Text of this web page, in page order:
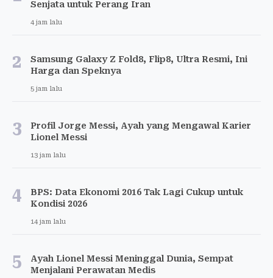
Senjata untuk Perang Iran
4 jam lalu
2
Samsung Galaxy Z Fold8, Flip8, Ultra Resmi, Ini
Harga dan Speknya
5 jam lalu
3
Profil Jorge Messi, Ayah yang Mengawal Karier
Lionel Messi
13 jam lalu
4
BPS: Data Ekonomi 2016 Tak Lagi Cukup untuk
Kondisi 2026
14 jam lalu
5
Ayah Lionel Messi Meninggal Dunia, Sempat
Menjalani Perawatan Medis